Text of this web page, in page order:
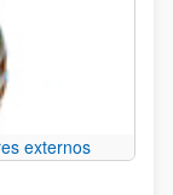
externos